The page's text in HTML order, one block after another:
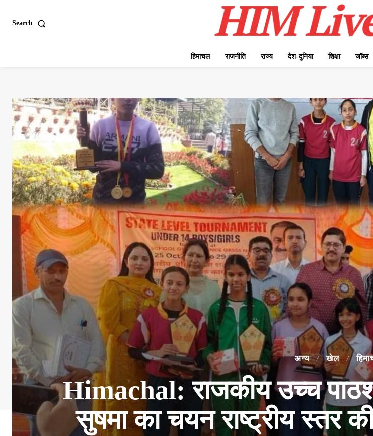
Search
हिमाचल राजनीति राज्य देश-दुनिया शिक्षा जॉब्स
अन्य खेल
Himachal: राजकीय उच्च
सुषमा का चयन राष्ट्रीय स्तर